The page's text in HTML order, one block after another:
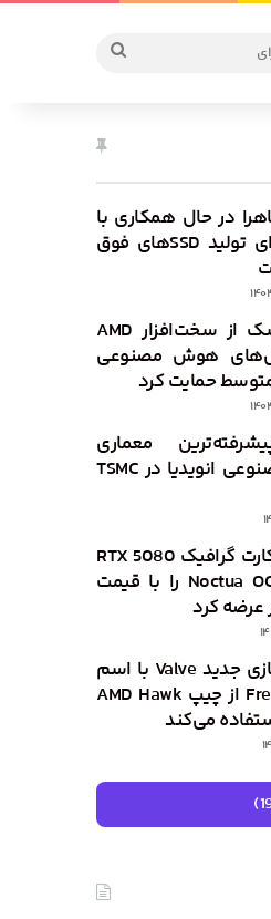
جستجو
در حال همکاری با
Kioxia برای تولید SSDهای فوق
ایلان ماسک از سخت‌افزار AMD
هوش مصنوعی
حمایت کرد
معماری
هوش مصنوعی انویدیا در TSMC
ایسوس کارت گرافیک RTX 5080
Noctua OC Edition را با قیمت
کنسول بازی جدید Valve با اسم
رمز Fremont از چیپ AMD Hawk